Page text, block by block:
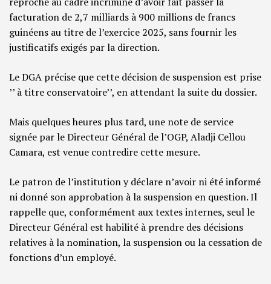
facturation de 2,7 milliards à 900 millions de francs
guinéens au titre de l’exercice 2025, sans fournir les
justificatifs exigés par la direction.
Le DGA précise que cette décision de suspension est prise
’’ à titre conservatoire’’, en attendant la suite du dossier.
Mais quelques heures plus tard, une note de service
signée par le Directeur Général de l’OGP, Aladji Cellou
Camara, est venue contredire cette mesure.
Le patron de l’institution y déclare n’avoir ni été informé
ni donné son approbation à la suspension en question. Il
rappelle que, conformément aux textes internes, seul le
Directeur Général est habilité à prendre des décisions
relatives à la nomination, la suspension ou la cessation de
fonctions d’un employé.